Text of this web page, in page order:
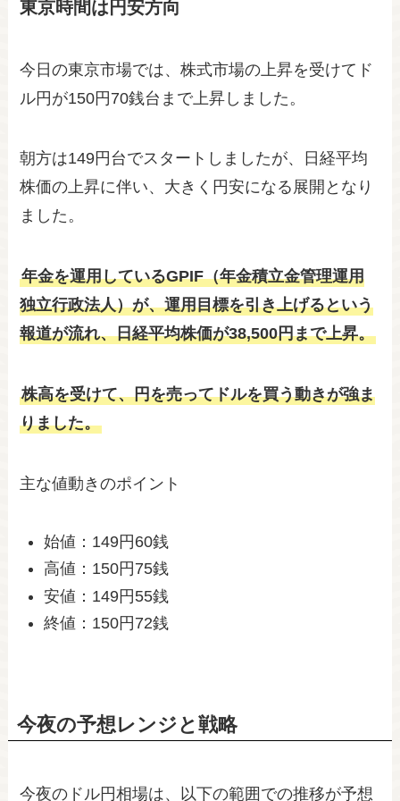
東京時間は円安方向
今日の東京市場では、株式市場の上昇を受けてド
ル円が150円70銭台まで上昇しました。
朝方は149円台でスタートしましたが、日経平均
株価の上昇に伴い、大きく円安になる展開となり
ました。
年金を運用しているGPIF（年金積立金管理運用
独立行政法人）が、運用目標を引き上げるという
報道が流れ、日経平均株価が38,500円まで上昇。
株高を受けて、円を売ってドルを買う動きが強ま
りました。
主な値動きのポイント
始値：149円60銭
高値：150円75銭
安値：149円55銭
終値：150円72銭
今夜の予想レンジと戦略
今夜のドル円相場は、以下の範囲での推移が予想